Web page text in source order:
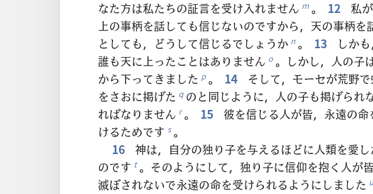
なた方は私たちの証言を受け入れません m 。 12
私
上の事柄を話しても信じないのですから，天の事柄を
としても，どうして信じるでしょうか n 。 13
しかも，
誰も天に上ったことはありません o 。しかし，人の子
から下ってきました p 。 14
そして，モーセが荒野
をさおに掲げた q のと同じように，人の子も掲げられ
ればなりません r 。 15
彼を信じる人が皆，永遠の命
けるためです s 。
16
神は，自分の独り子を与えるほどに人類を愛し
のです t 。そのようにして，独り子に信仰を抱く人が皆
滅ぼされないで永遠の命を受けられるようにしました u